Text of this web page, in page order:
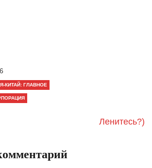
КИТАЙ: ГЛАВНОЕ
Ленитесь?)